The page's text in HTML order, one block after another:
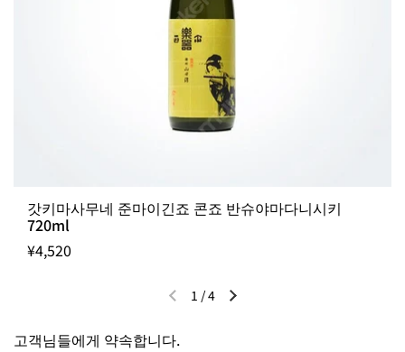
갓키마사무네 준마이긴죠 콘죠 반슈야마다니시키
720ml
¥4,520
이전 슬라이드다음 슬라이드
1 /4
고객님들에게 약속합니다.